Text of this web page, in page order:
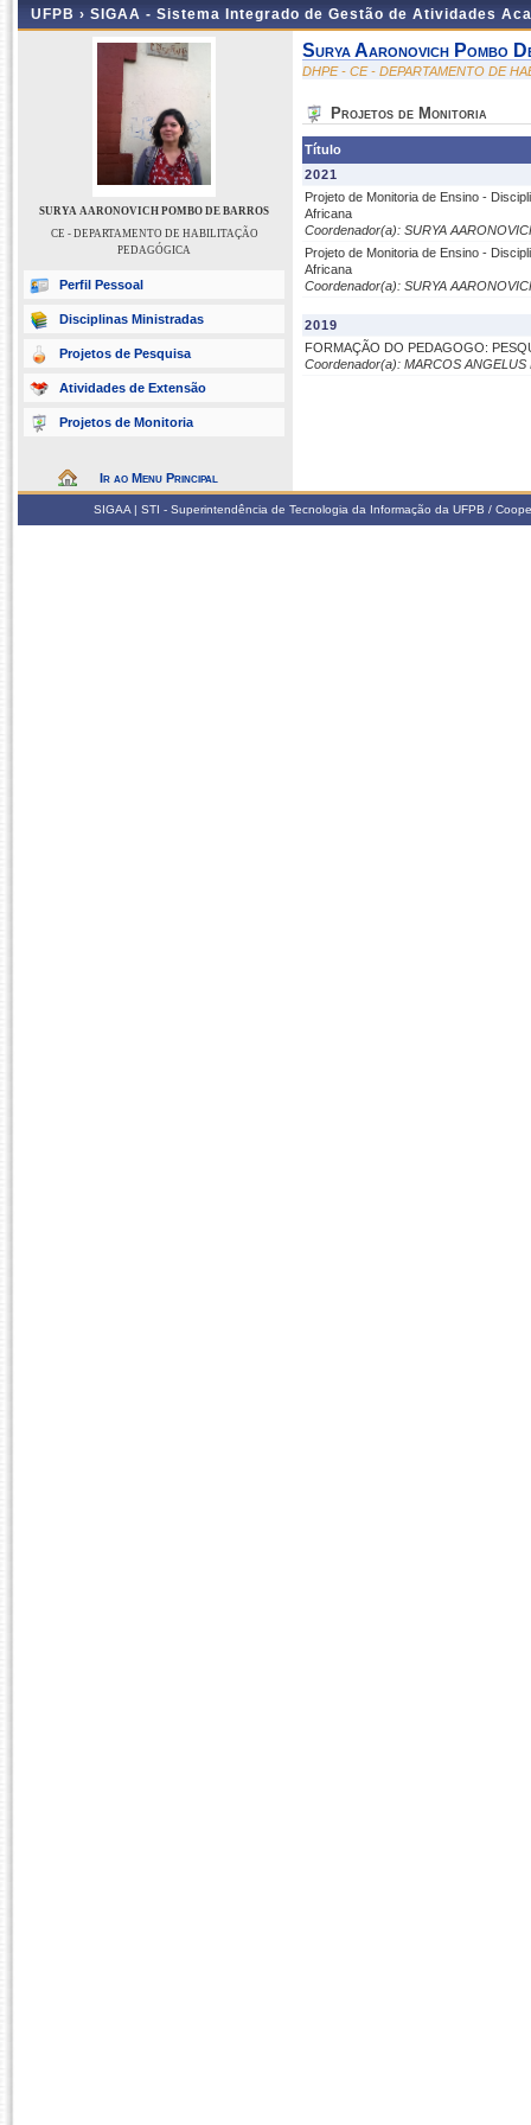
UFPB › SIGAA - Sistema Integrado de Gestão de Atividades
SURYA AARONOVICH POMBO DE BARROS
CE - DEPARTAMENTO DE HABILITAÇÃO
PEDAGÓGICA
Perfil Pessoal
Disciplinas Ministradas
Projetos de Pesquisa
Atividades de Extensão
Projetos de Monitoria
Ir ao Menu Principal
Surya Aaronovich Pombo
DHPE - CE - DEPARTAMENTO DE
Projetos de Monitoria
Título
2021
Projeto de Monitoria de Ensino -
Africana
Coordenador(a): SURYA
Projeto de Monitoria de Ensino -
Africana
Coordenador(a): SURYA
2019
FORMAÇÃO DO PEDAGOGO:
Coordenador(a): MARCOS ANGELUS
SIGAA | STI - Superintendência de Tecnologia da Informação da UFPB /